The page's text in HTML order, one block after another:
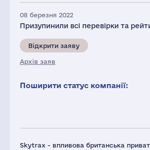
Skytrax - впливова британська
08 березня 2022
Призупинили всі перевірки та
Відкрити заяву
Архів заяв
Поширити статус компанії: